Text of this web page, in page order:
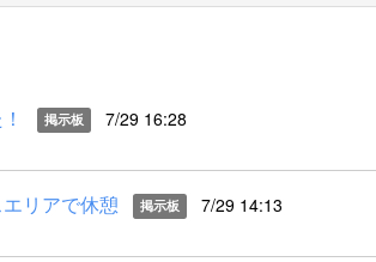
掲示板 7/29 16:28
リアで休憩 掲示板 7/29 14:13